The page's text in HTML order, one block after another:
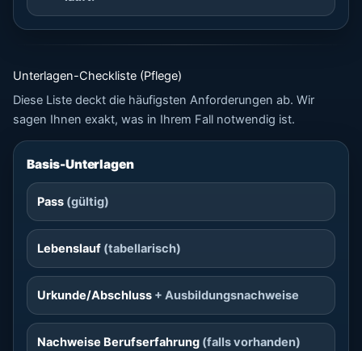
Unterlagen-Checkliste (Pflege)
Diese Liste deckt die häufigsten Anforderungen ab. Wir
sagen Ihnen exakt, was in Ihrem Fall notwendig ist.
Basis-Unterlagen
Pass (gültig)
Lebenslauf (tabellarisch)
Urkunde/Abschluss + Ausbildungsnachweise
Nachweise Berufserfahrung (falls vorhanden)